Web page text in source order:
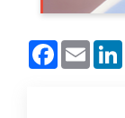
Facebook
Email